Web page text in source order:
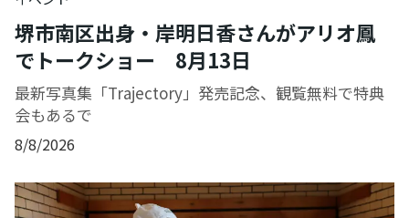
堺市南区出身・岸明日香さんがアリオ鳳
でトークショー 8月13日
最新写真集「Trajectory」発売記念、観覧無料で特典
会もあるで
8/8/2026